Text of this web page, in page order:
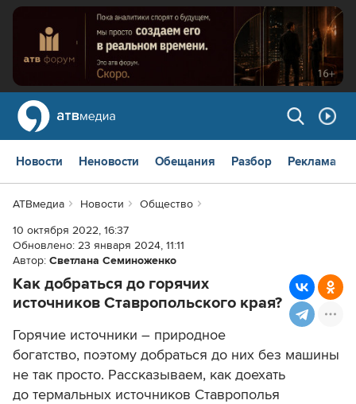
Новости Неновости Обещания Разбор Реклама
АТВмедиа Новости
Общество
10 октября 2022, 16:37
Обновлено: 23 января 2024, 11:11
Автор: Светлана Семиноженко
Как добраться до горячих
источников Ставропольского края?
Горячие источники – природное
богатство, поэтому добраться до них без машины
не так просто. Рассказываем, как доехать
до термальных источников Ставрополья